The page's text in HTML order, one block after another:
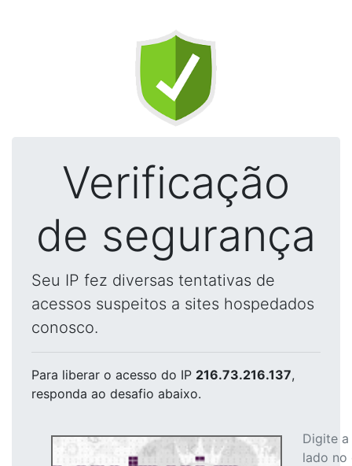
Verificação
de segurança
Seu IP fez diversas tentativas de
acessos suspeitos a sites hospedados
conosco.
Para liberar o acesso do IP 216.73.216.137,
responda ao desafio abaixo.
Digite
lado no